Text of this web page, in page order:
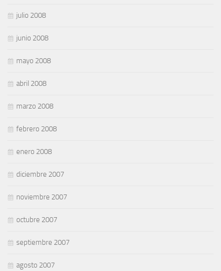
julio 2008
junio 2008
mayo 2008
abril 2008
marzo 2008
febrero 2008
enero 2008
diciembre 2007
noviembre 2007
octubre 2007
septiembre 2007
agosto 2007